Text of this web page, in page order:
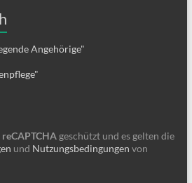
Angehörige"
reCAPTCHAgeschützt und es gelten die
und Nutzungsbedingungen von